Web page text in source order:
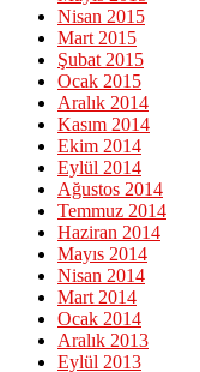
Nisan 2015
Mart 2015
Şubat 2015
Ocak 2015
Aralık 2014
Kasım 2014
Ekim 2014
Eylül 2014
Ağustos 2014
Temmuz 2014
Haziran 2014
Mayıs 2014
Nisan 2014
Mart 2014
Ocak 2014
Aralık 2013
Eylül 2013